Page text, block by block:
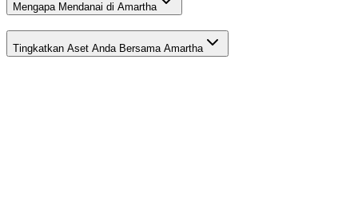
Mengapa Mendanai di Amartha
Tingkatkan Aset Anda Bersama Amartha